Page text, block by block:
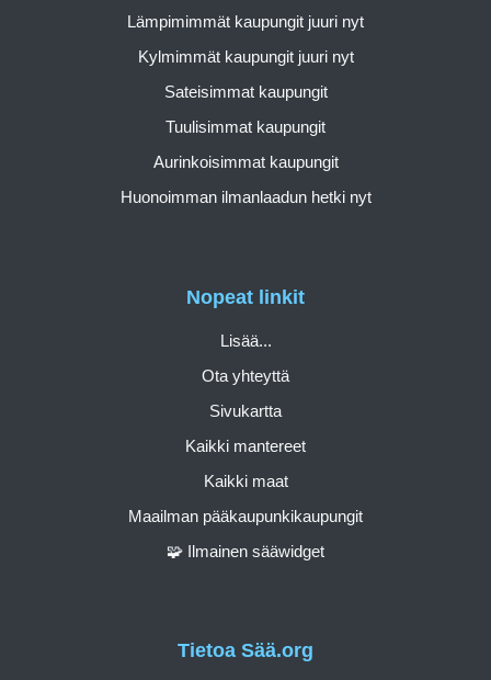
Tietoa Sää.org
Nopeat linkit
Lisää...
Ota yhteyttä
Sivukartta
Kaikki mantereet
Kaikki maat
Maailman pääkaupunkikaupungit
🧩 Ilmainen sääwidget
Lämpimimmät kaupungit juuri nyt
Kylmimmät kaupungit juuri nyt
Sateisimmat kaupungit
Tuulisimmat kaupungit
Aurinkoisimmat kaupungit
Huonoimman ilmanlaadun hetki nyt